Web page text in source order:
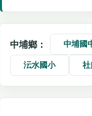
中埔鄉： 中埔國
沄水國小